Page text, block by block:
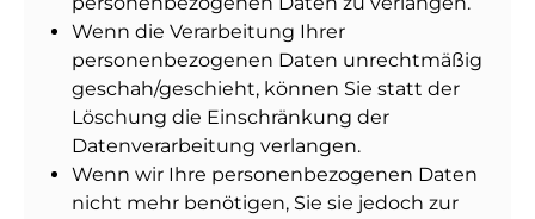
Wenn die Verarbeitung Ihrer
personenbezogenen Daten unrechtmäßig
geschah/geschieht, können Sie statt der
Löschung die Einschränkung der
Datenverarbeitung verlangen.
Wenn wir Ihre personenbezogenen Daten
nicht mehr benötigen, Sie sie jedoch zur